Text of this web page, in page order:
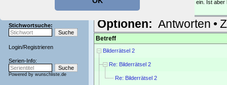
Stichwortsuche:
Login/Registrieren
Serien-Info:
Powered by wunschliste.de
Mal gucken, vielleicht fällt mir noch was ein. Ist
Optionen: Antworten •
Betreff
Bilderrätsel 2
Re: Bilderrätsel 2
Re: Bilderrätsel 2